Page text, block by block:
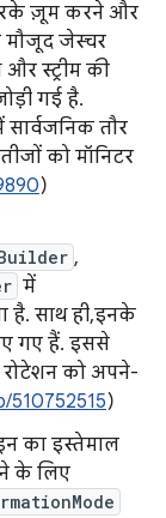
ज़ूम करने और
जेस्चर
स्ट्रीम की
गई है.
तौर
को मॉनिटर
)
,
में
है. साथ ही, इनके
गए हैं. इससे
रोटेशन को अपने-
510752515)
का इस्तेमाल
के लिए